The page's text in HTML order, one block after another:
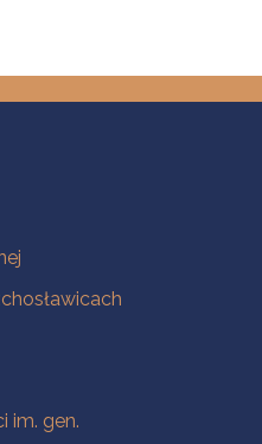
im. gen.